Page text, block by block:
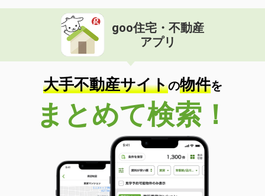
goo住宅・不動産
アプリ
大手不動産サイトの物件を
まとめて検索！